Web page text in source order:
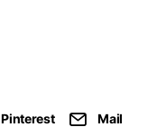
Pinterest Mail